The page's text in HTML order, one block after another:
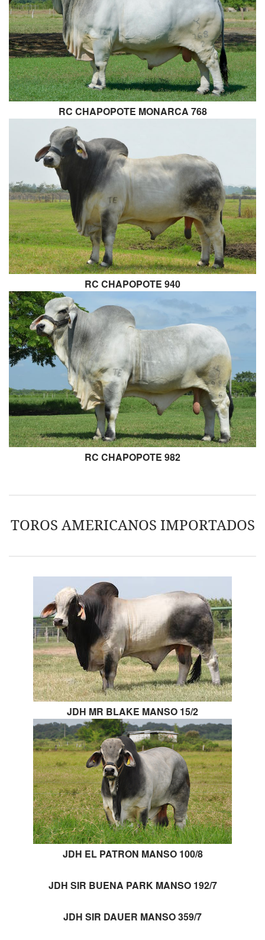
RC CHAPOPOTE MONARCA 768
RC CHAPOPOTE 940
RC CHAPOPOTE 982
TOROS AMERICANOS IMPORTADOS
JDH MR BLAKE MANSO 15/2
JDH EL PATRON MANSO 100/8
JDH SIR BUENA PARK MANSO 192/7
JDH SIR DAUER MANSO 359/7